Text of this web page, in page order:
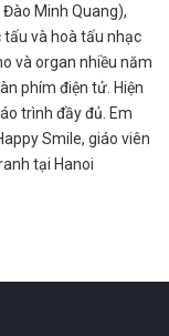
Minh Quang),
và hoà tấu nhạc
và organ nhiều năm
phím điện tử. Hiện
trình đầy đủ. Em
Smile, giáo viên
tại Hanoi